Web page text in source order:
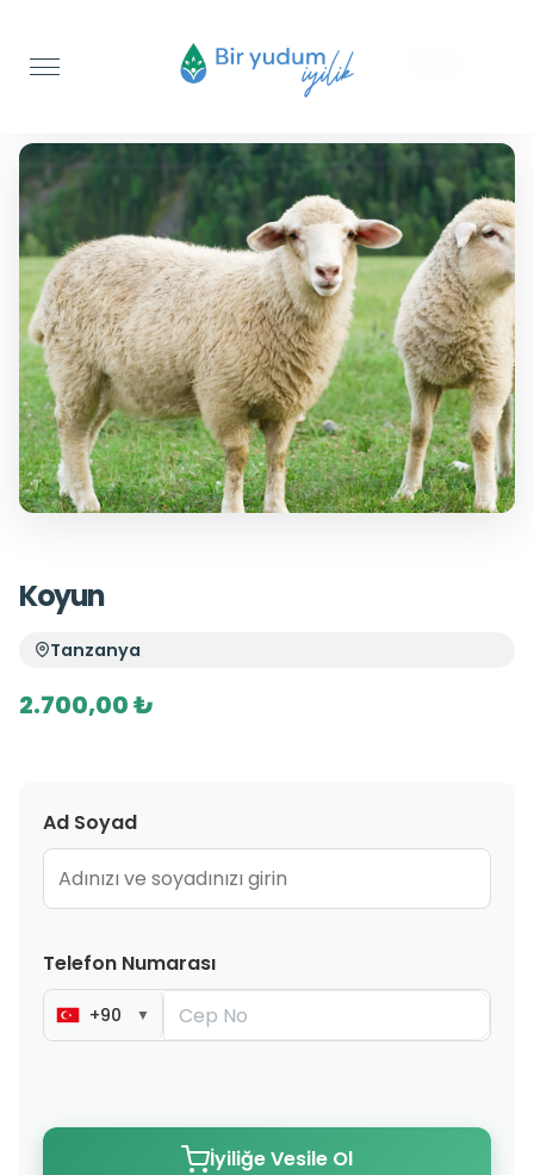
Şükür Kurbanı
Koyun
Tanzanya
2.700,00 ₺
Ad Soyad
Telefon Numarası
+90 ▼
İyiliğe Vesile Ol